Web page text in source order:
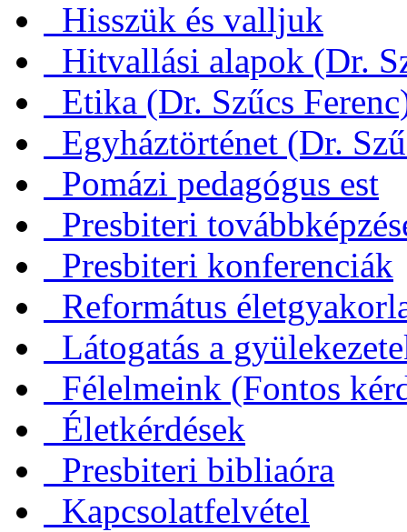
Hisszük és valljuk
Hitvallási alapok (Dr.
Etika (Dr. Szűcs
Egyháztörténet (Dr.
Pomázi pedagógus est
Presbiteri
Presbiteri konferenciák
Református
Látogatás a
Félelmeink (Fontos
Életkérdések
Presbiteri bibliaóra
Kapcsolatfelvétel